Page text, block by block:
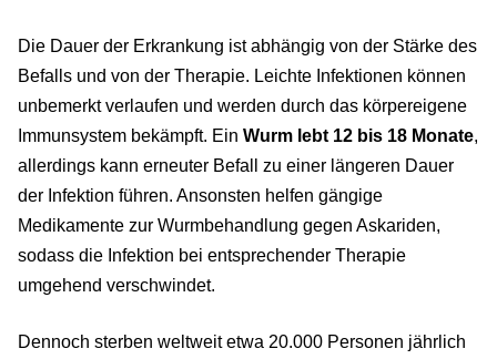
Die Dauer der Erkrankung ist abhängig von der Stärke des
Befalls und von der Therapie. Leichte Infektionen können
unbemerkt verlaufen und werden durch das körpereigene
Immunsystem bekämpft. Ein Wurm lebt 12 bis 18 Monate,
allerdings kann erneuter Befall zu einer längeren Dauer
der Infektion führen. Ansonsten helfen gängige
Medikamente zur Wurmbehandlung gegen Askariden,
sodass die Infektion bei entsprechender Therapie
umgehend verschwindet.
Dennoch sterben weltweit etwa 20.000 Personen jährlich